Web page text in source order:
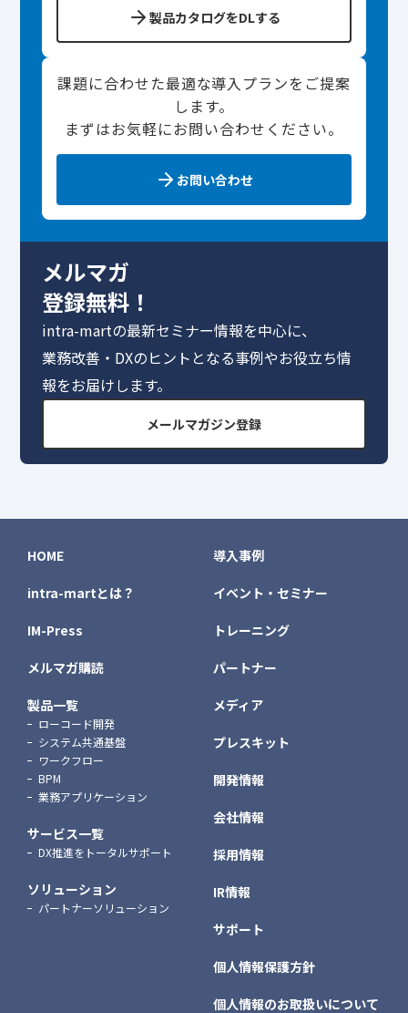
製品カタログをDLする
課題に合わせた最適な導入プランをご提案
します。
まずはお気軽にお問い合わせください。
お問い合わせ
メルマガ
登録無料！
intra-martの最新セミナー情報を中心に、
業務改善・DXのヒントとなる事例やお役立ち情
報をお届けします。
メールマガジン登録
HOME
intra-martとは？
IM-Press
メルマガ購読
製品一覧
ローコード開発
システム共通基盤
ワークフロー
BPM
業務アプリケーション
サービス一覧
DX推進をトータルサポート
ソリューション
パートナーソリューション
導入事例
イベント・セミナー
トレーニング
パートナー
メディア
プレスキット
開発情報
会社情報
採用情報
IR情報
サポート
個人情報保護方針
個人情報のお取扱いについて